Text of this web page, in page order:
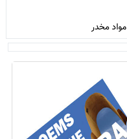
مواد مخدر